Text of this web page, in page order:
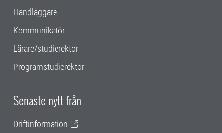
Handläggare
Kommunikatör
Lärare/studierektor
Programstudierektor
Senaste nytt från
Driftinformation